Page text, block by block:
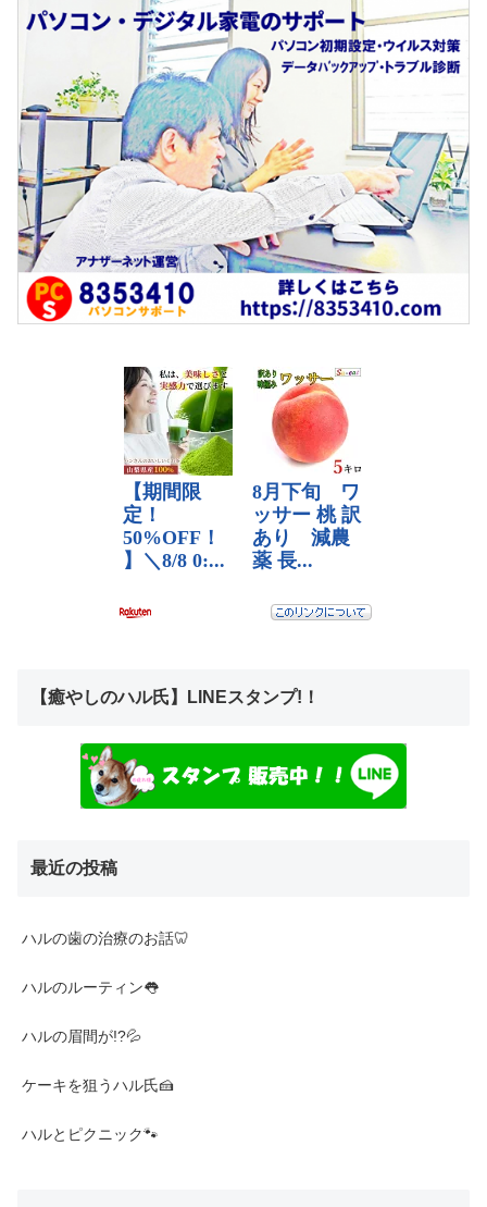
【癒やしのハル氏】LINEスタンプ!！
最近の投稿
ハルの歯の治療のお話🦷
ハルのルーティン👅
ハルの眉間が!?💦
ケーキを狙うハル氏🍰
ハルとピクニック🐾